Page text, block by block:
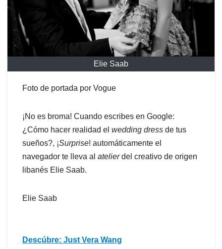
Elie Saab
Foto de portada por Vogue
¡No es broma! Cuando escribes en Google:
¿Cómo hacer realidad el wedding dress de tus
sueños?, ¡Surprise! automáticamente el
navegador te lleva al atelierdel creativo de origen
libanés Elie Saab.
Elie Saab
Descúbre: Just Vera Wang